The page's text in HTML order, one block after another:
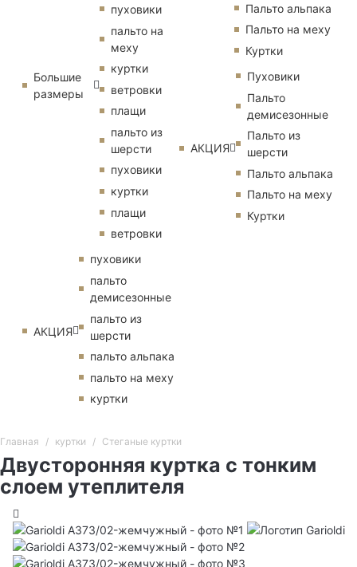
Большие
размеры
пуховики
пальто на
меху
куртки
ветровки
плащи
пальто из
шерсти
пуховики
куртки
плащи
ветровки
АКЦИЯ
пуховики
пальто
демисезонные
пальто из
шерсти
пальто альпака
пальто на меху
куртки
Пальто альпака
Пальто на меху
Куртки
АКЦИЯ
Пуховики
Пальто
демисезонные
Пальто из
шерсти
Пальто альпака
Пальто на меху
Куртки
Главная куртки Стеганые куртки
Двусторонняя куртка с тонким
слоем утеплителя